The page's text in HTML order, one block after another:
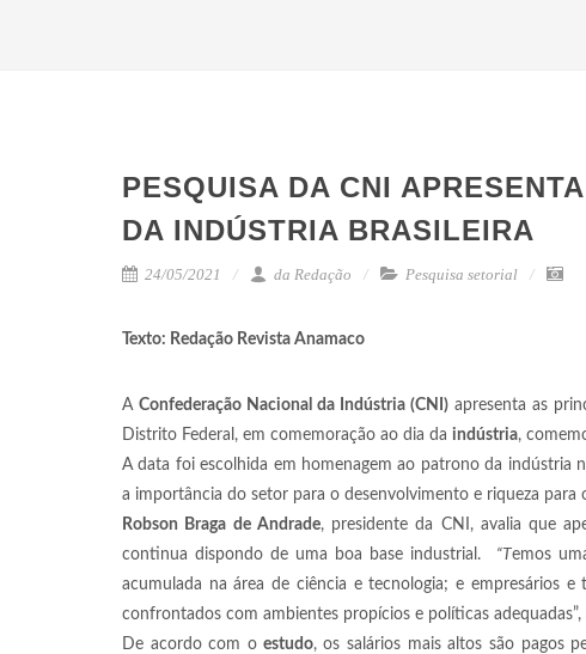
PESQUISA DA CNI
DA INDÚSTRIA BRASILEIRA
24/05/2021 da Redação Pesquisa setorial
Texto: Redação Revista Anamaco
AConfederação Nacional da Indústria (CNI) apresenta as
Distrito Federal, em comemoração ao dia da indústria,
A data foi escolhida em homenagem ao patrono da indústria
a importância do setor para o desenvolvimento e riqueza para
Robson Braga de Andrade, presidente da CNI, avalia que
continua dispondo de uma boa base industrial.
“T emos
acumulada na área de ciência e tecnologia; e empresários
confrontados com ambientes propícios e políticas
De acordo com oestudo, os salários mais altos são pagos